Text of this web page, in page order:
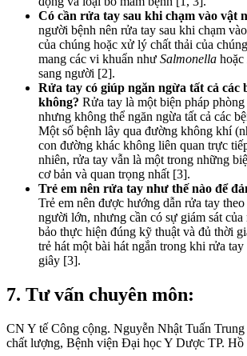
Có cần rửa tay sau khi chạm vào vật
người bệnh nên rửa tay sau khi chạm
của chúng hoặc xử lý chất thải của
mang các vi khuẩn như Salmonella hoặc
sang người [2].
Rửa tay có giúp ngăn ngừa tất cả các
không? Rửa tay là một biện pháp
nhưng không thể ngăn ngừa tất cả các
Một số bệnh lây qua đường không khí
con đường khác không liên quan trực
nhiên, rửa tay vẫn là một trong những
cơ bản và quan trọng nhất [3].
Trẻ em nên rửa tay như thế nào để
Trẻ em nên được hướng dẫn rửa tay
người lớn, nhưng cần có sự giám sát
bảo thực hiện đúng kỹ thuật và đủ thời
trẻ hát một bài hát ngắn trong khi rửa tay
giây [3].
7. Tư vấn chuyên môn:
CN Y tế Công cộng. Nguyễn Nhật Tuấn
chất lượng, Bệnh viện Đại học Y Dược TP.